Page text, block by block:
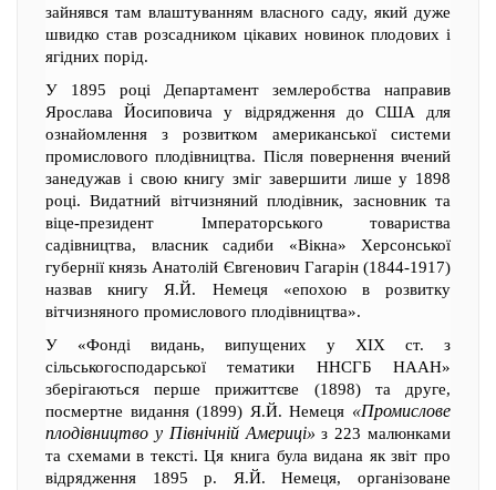
зайнявся там влаштуванням власного саду, який дуже
швидко став розсадником цікавих новинок плодових і
ягідних порід.
У 1895 році Департамент землеробства направив
Ярослава Йосиповича у відрядження до США для
ознайомлення з розвитком американської системи
промислового плодівництва. Після повернення вчений
занедужав і свою книгу зміг завершити лише у 1898
році. Видатний вітчизняний плодівник, засновник та
віце-президент Імператорського товариства
садівництва, власник садиби «Вікна» Херсонської
губернії князь Анатолій Євгенович Гагарін (1844-1917)
назвав книгу Я.Й. Немеця «епохою в розвитку
вітчизняного промислового плодівництва».
У «Фонді видань, випущених у XIX ст. з
сільськогосподарської тематики ННСГБ НААН»
зберігаються перше прижиттєве (1898) та друге,
посмертне видання (1899) Я.Й. Немеця «Промислове
плодівництво у Північній Америці» з 223 малюнками
та схемами в тексті. Ця книга була видана як звіт про
відрядження 1895 р. Я.Й. Немеця, організоване